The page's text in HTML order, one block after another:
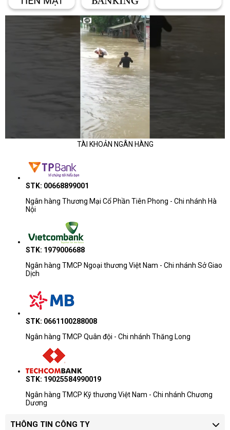
TÀI KHOẢN NGÂN HÀNG
STK: 00668899001
Ngân hàng Thương Mại Cổ Phần Tiên Phong - Chi nhánh Hà
Nội
STK: 1979006688
Ngân hàng TMCP Ngoại thương Việt Nam - Chi nhánh Sở Giao
Dịch
STK: 0661100288008
Ngân hàng TMCP Quân đội - Chi nhánh Thăng Long
STK: 19025584990019
Ngân hàng TMCP Kỹ thương Việt Nam - Chi nhánh Chương
Dương
THÔNG TIN CÔNG TY